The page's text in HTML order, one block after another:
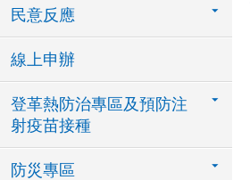
民意反應
線上申辦
登革熱防治專區及預防注
射疫苗接種
防災專區